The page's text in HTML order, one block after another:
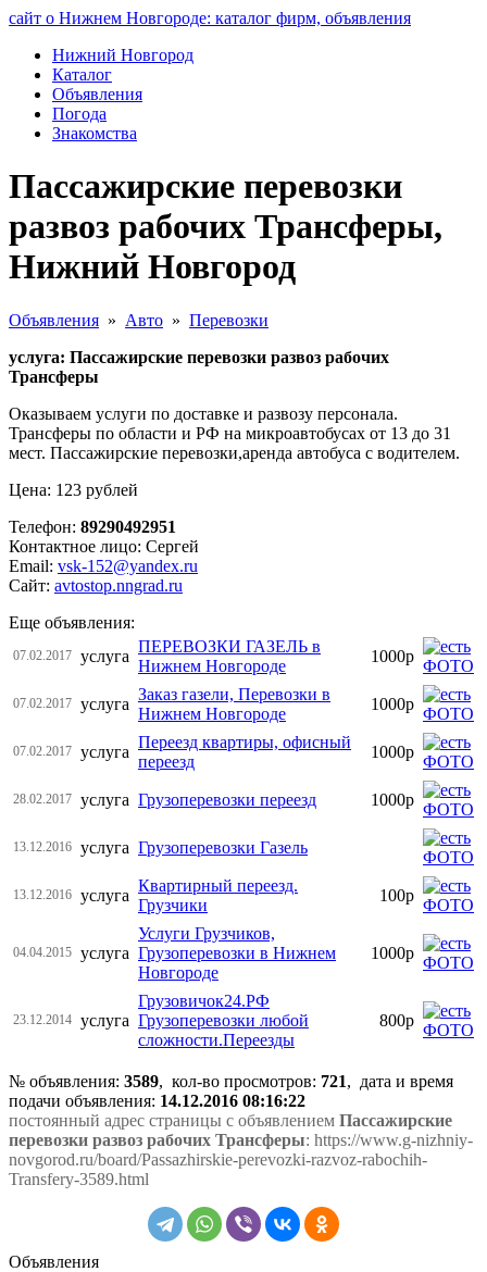
сайт о Нижнем Новгороде: каталог фирм, объявления
Нижний Новгород
Каталог
Объявления
Погода
Знакомства
Пассажирские перевозки
развоз рабочих Трансферы,
Нижний Новгород
Объявления » Авто » Перевозки
услуга: Пассажирские перевозки развоз рабочих
Трансферы
Оказываем услуги по доставке и развозу персонала.
Трансферы по области и РФ на микроавтобусах от 13 до 31
мест. Пассажирские перевозки,аренда автобуса с водителем.
Цена: 123 рублей
Телефон: 89290492951
Контактное лицо: Сергей
Email: vsk-152@yandex.ru
Сайт: avtostop.nngrad.ru
Еще объявления:
07.02.2017 услуга
ПЕРЕВОЗКИ ГАЗЕЛЬ в
Нижнем Новгороде
1000р
07.02.2017 услуга
Заказ газели, Перевозки в
Нижнем Новгороде
1000р
07.02.2017 услуга
Переезд квартиры, офисный
переезд
1000р
28.02.2017 услуга Грузоперевозки переезд 1000р
13.12.2016 услуга Грузоперевозки Газель
13.12.2016 услуга
Квартирный переезд.
Грузчики
100р
04.04.2015 услуга
Услуги Грузчиков,
Грузоперевозки в Нижнем
Новгороде
1000р
23.12.2014 услуга
Грузовичок24.РФ
Грузоперевозки любой
сложности.Переезды
800р
№ объявления: 3589, кол-во просмотров: 721, дата и время
подачи объявления: 14.12.2016 08:16:22
постоянный адрес страницы с объявлением Пассажирские
перевозки развоз рабочих Трансферы: https://www.g-nizhniy-
novgorod.ru/board/Passazhirskie-perevozki-razvoz-rabochih-
Transfery-3589.html
Объявления